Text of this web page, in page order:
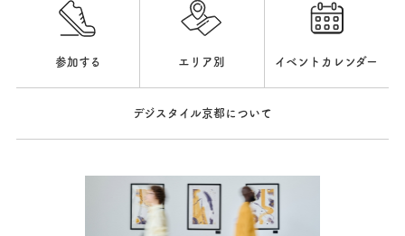
参加する エリア別 イベントカレンダー
デジスタイル京都について